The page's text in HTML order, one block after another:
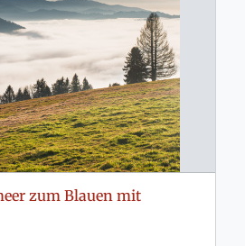
zum Blauen mit